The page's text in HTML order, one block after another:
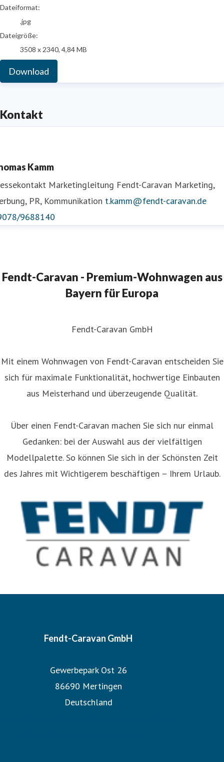
Dateiformat:
.jpg
Dateigröße:
3508 x 2340, 4,84 MB
Download
Kontakt
Kamm
Marketingleitung Fendt-Caravan Marketing,
PR, Kommunikation t.kamm@fendt-caravan.de
9688140
Fendt-Caravan - Premium-Wohnwagen aus
Bayern für Europa
Fendt-Caravan GmbH
Mit einem Wohnwagen von Fendt-Caravan entscheiden Sie
sich für maximale Funktionalität, hochwertige Einbauten
aus Meisterhand und überzeugende Qualität.
Über einen Fendt-Caravan machen Sie sich nur einmal
Gedanken: bei der Auswahl aus der vielfältigen
Modellpalette. So können Sie sich in der Schönsten Zeit
des Jahres mit Wichtigerem beschäftigen – Ihrem Urlaub.
Fendt-Caravan GmbH
Gewerbepark Ost 26
86690 Mertingen
Deutschland